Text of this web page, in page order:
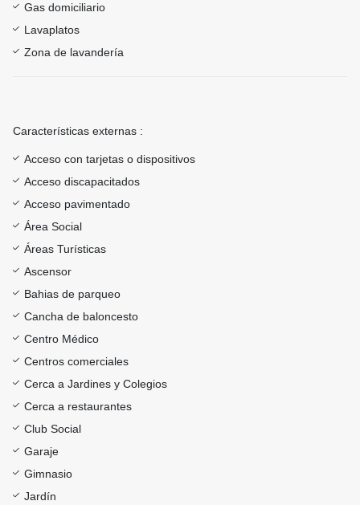
Gas domiciliario
Lavaplatos
Zona de lavandería
Características externas :
Acceso con tarjetas o dispositivos
Acceso discapacitados
Acceso pavimentado
Área Social
Áreas Turísticas
Ascensor
Bahias de parqueo
Cancha de baloncesto
Centro Médico
Centros comerciales
Cerca a Jardines y Colegios
Cerca a restaurantes
Club Social
Garaje
Gimnasio
Jardín